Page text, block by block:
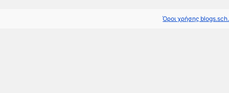
Όροι χρήσης